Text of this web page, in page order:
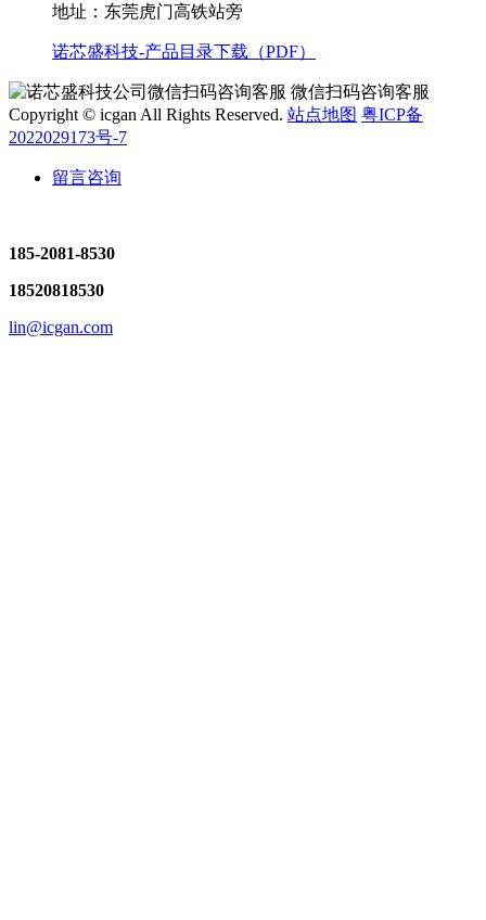
地址：东莞虎门高铁站旁
诺芯盛科技-产品目录下载（PDF）
微信扫码咨询客服
Copyright © icgan All Rights Reserved. 站点地图 粤ICP备
2022029173号-7
留言咨询
185-2081-8530
18520818530
lin@icgan.com